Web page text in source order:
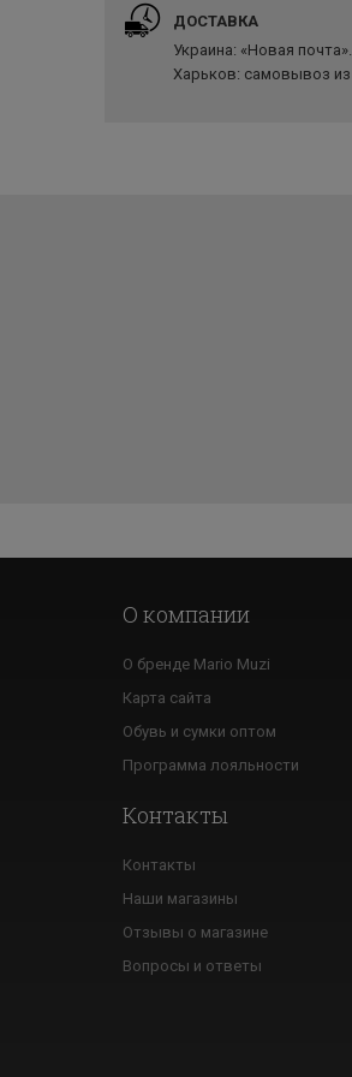
ДОСТАВКА
Украина: «Новая почта».
Харьков: самовывоз из
О компании
О бренде Mario Muzi
Карта сайта
Обувь и сумки оптом
Программа лояльности
Контакты
Контакты
Наши магазины
Отзывы о магазине
Вопросы и ответы